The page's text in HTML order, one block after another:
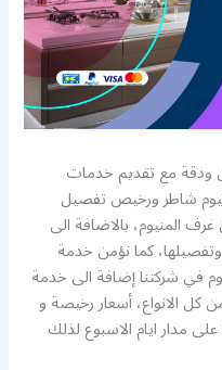
ودقة مع تقديم خدمات
شاطر ورخيص تفصيل
المنيوم، بالاضافة الى
كما نؤمن خدمة
في شركتنا إضافة الى خدمة
كل الانواع، أسعار رخيصة و
مدار ايام الاسبوع لذلك